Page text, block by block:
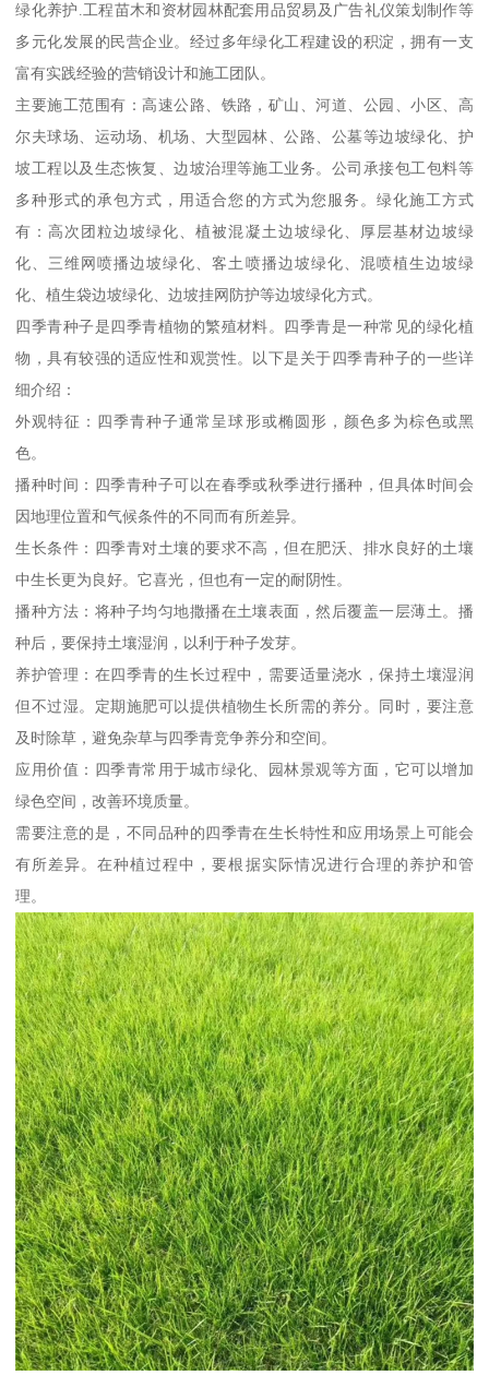
绿化养护.工程苗木和资材园林配套用品贸易及广告礼仪策划制作等
多元化发展的民营企业。经过多年绿化工程建设的积淀，拥有一支
富有实践经验的营销设计和施工团队。
主要施工范围有：高速公路、铁路，矿山、河道、公园、小区、高
尔夫球场、运动场、机场、大型园林、公路、公墓等边坡绿化、护
坡工程以及生态恢复、边坡治理等施工业务。公司承接包工包料等
多种形式的承包方式，用适合您的方式为您服务。绿化施工方式
有：高次团粒边坡绿化、植被混凝土边坡绿化、厚层基材边坡绿
化、三维网喷播边坡绿化、客土喷播边坡绿化、混喷植生边坡绿
化、植生袋边坡绿化、边坡挂网防护等边坡绿化方式。
四季青种子是四季青植物的繁殖材料。四季青是一种常见的绿化植
物，具有较强的适应性和观赏性。以下是关于四季青种子的一些详
细介绍：
外观特征：四季青种子通常呈球形或椭圆形，颜色多为棕色或黑
色。
播种时间：四季青种子可以在春季或秋季进行播种，但具体时间会
因地理位置和气候条件的不同而有所差异。
生长条件：四季青对土壤的要求不高，但在肥沃、排水良好的土壤
中生长更为良好。它喜光，但也有一定的耐阴性。
播种方法：将种子均匀地撒播在土壤表面，然后覆盖一层薄土。播
种后，要保持土壤湿润，以利于种子发芽。
养护管理：在四季青的生长过程中，需要适量浇水，保持土壤湿润
但不过湿。定期施肥可以提供植物生长所需的养分。同时，要注意
及时除草，避免杂草与四季青竞争养分和空间。
应用价值：四季青常用于城市绿化、园林景观等方面，它可以增加
绿色空间，改善环境质量。
需要注意的是，不同品种的四季青在生长特性和应用场景上可能会
有所差异。在种植过程中，要根据实际情况进行合理的养护和管
理。